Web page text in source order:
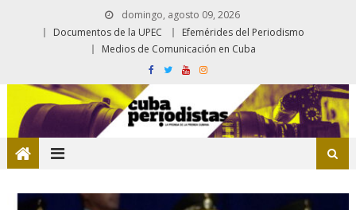
domingo, agosto 09, 2026
Documentos de la UPEC
Efemérides del Periodismo
Medios de Comunicación en Cuba